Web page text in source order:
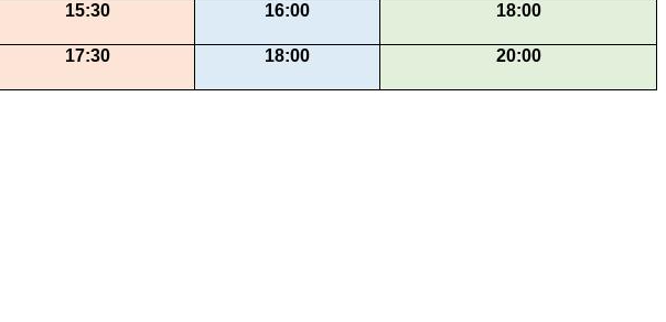
15:30 16:00 18:00
17:30 18:00 20:00